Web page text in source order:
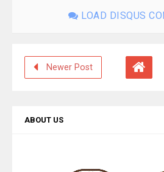
LOAD DISQUS
Newer Post
ABOUT US